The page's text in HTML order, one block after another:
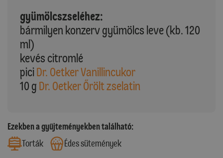
gyümölcszseléhez:
bármilyen konzerv gyümölcs leve (kb. 120
ml)
kevés citromlé
piciDr. Oetker Vanillincukor
10 g Dr. Oetker Őrölt zselatin
Ezekben a gyűjteményekben található:
Torták
Édes sütemények